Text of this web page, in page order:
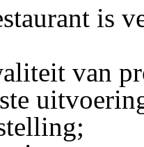
is
van